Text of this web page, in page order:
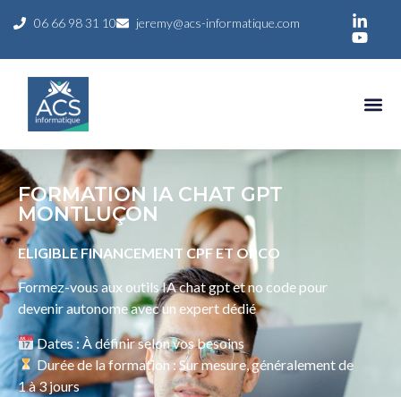
06 66 98 31 10 jeremy@acs-informatique.com
FORMATION IA CHAT GPT
MONTLUÇON
ELIGIBLE FINANCEMENT CPF ET OPCO
Formez-vous aux outils IA chat gpt et no code pour
devenir autonome avec un expert dédié
Dates : À définir selon vos besoins
Durée de la formation : Sur mesure, généralement de
1 à 3 jours